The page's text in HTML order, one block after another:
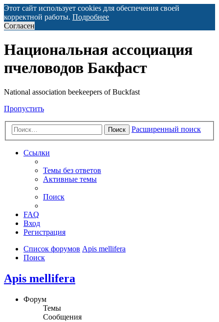
Этот сайт использует cookies для обеспечения своей
корректной работы. Подробнее
Согласен
Национальная ассоциация
пчеловодов Бакфаст
National association beekeepers of Buckfast
Пропустить
Поиск Расширенный поиск
Ссылки
Темы без ответов
Активные темы
Поиск
FAQ
Вход
Регистрация
Список форумов Apis mellifera
Поиск
Apis mellifera
Форум
Темы
Сообщения